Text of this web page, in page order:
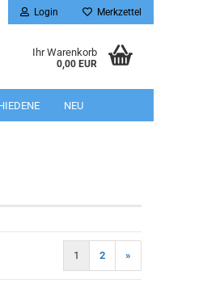
Login Merkzettel
Ihr Warenkorb
0,00 EUR
NEU
1 2 »